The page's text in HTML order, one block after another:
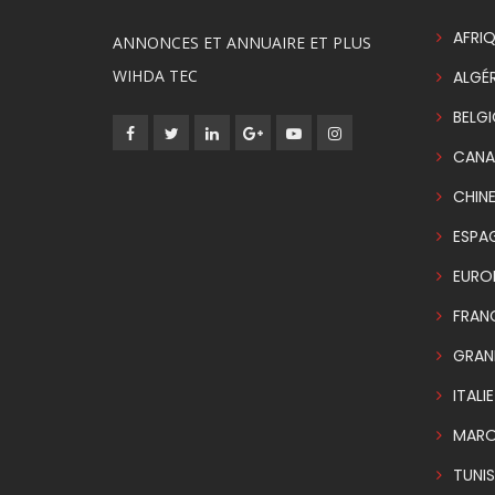
ANNONCES ET ANNUAIRE ET PLUS
WIHDA TEC
CHINE
ITALIE